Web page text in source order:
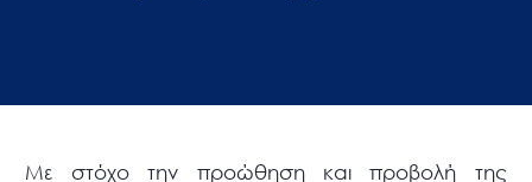
Με στόχο την προώθηση και προβολή της